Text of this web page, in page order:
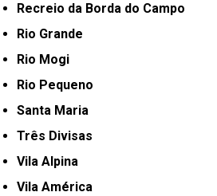
Recreio da Borda do Campo
Rio Grande
Rio Mogi
Rio Pequeno
Santa Maria
Três Divisas
Vila Alpina
Vila América